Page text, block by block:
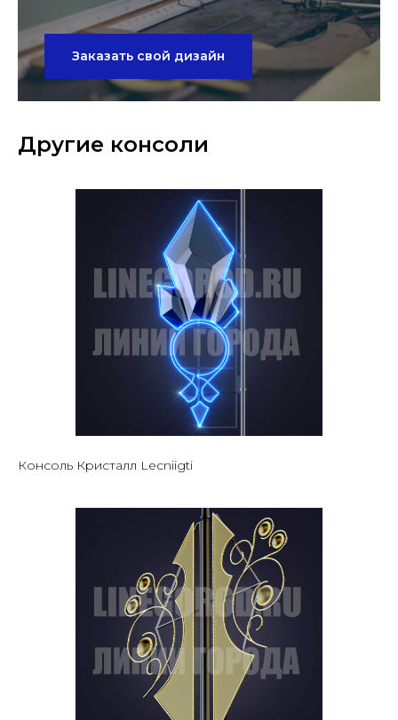
Заказать свой дизайн
Другие консоли
Консоль Кристалл Lecniigti